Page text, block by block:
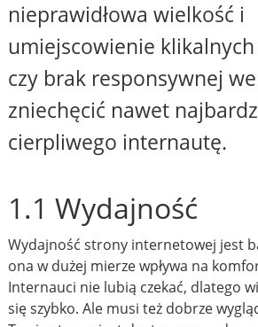
nieprawidłowa wielkość i
umiejscowienie
czy brak responsywnej
zniechęcić nawet
cierpliwego internautę.
1.1 Wydajność
Wydajność strony internetowej jest
ona w dużej mierze wpływa na
Internauci nie lubią czekać, dlatego
się szybko. Ale musi też dobrze